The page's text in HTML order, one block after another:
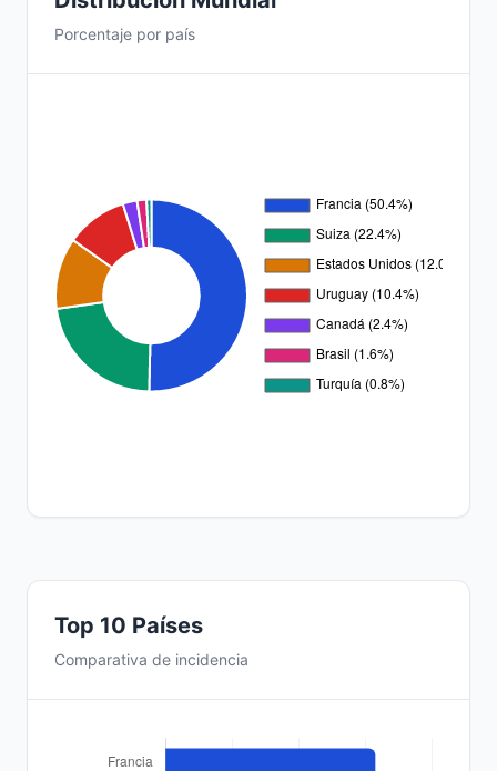
Porcentaje por país
Top 10 Países
Comparativa de incidencia